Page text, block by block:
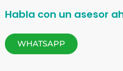
Habla con un asesor
WHATSAPP